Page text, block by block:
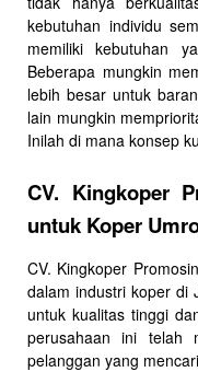
kebutuhan individu
memiliki kebutuhan
Beberapa mungkin
lebih besar untuk
lain mungkin
Inilah di mana konsep
CV. Kingkoper
untuk Koper
CV. Kingkoper
dalam industri koper di
untuk kualitas tinggi
perusahaan ini telah
pelanggan yang